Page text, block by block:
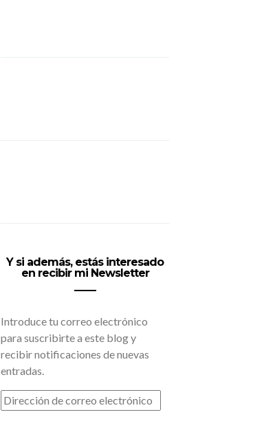
Y si además, estás interesado
en recibir mi Newsletter
Introduce tu correo electrónico
para suscribirte a este blog y
recibir notificaciones de nuevas
entradas.
DIRECCIÓN
DE